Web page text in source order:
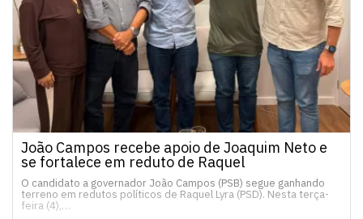
João Campos recebe apoio de Joaquim Neto e
se fortalece em reduto de Raquel
O candidato a governador João Campos (PSB) segue ganhando
terreno em redutos políticos de Raquel Lyra (PSD). Nesta terça-
feira (4),…